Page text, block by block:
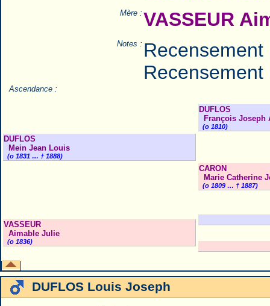
Mère : VASSEUR
Notes :
DUFLOS
Mein Jean Louis
(o 1831 … † 1888)
DUFLOS
François Joseph
(o 1810)
CARON
Marie Catherine
(o 1809 … † 1887)
VASSEUR
Aimable Julie
(o 1836)
Ascendance :
DUFLOS Louis Joseph